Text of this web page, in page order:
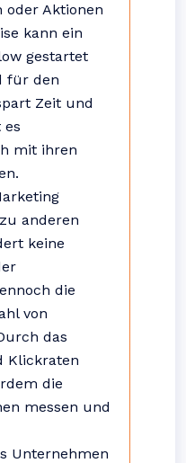
oder Aktionen
kann ein
gestartet
für den
Zeit und
es
mit ihren
anderen
keine
die
von
das
Klickraten
die
messen und
Unternehmen